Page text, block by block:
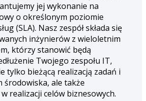
jej wykonanie na
o określonym poziomie
(SLA). Nasz zespół składa się
inżynierów z wieloletnim
którzy stanowić będą
Twojego zespołu IT,
tylko bieżącą realizacją zadań i
ale także
realizacji celów biznesowych.